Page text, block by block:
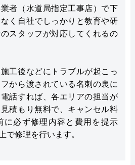
者（水道局指定工事店）で下
く自社でしっかりと教育や研
スタッフが対応してくれるの
工後などにトラブルが起こっ
から渡されている名刺の裏に
話すれば、各エリアの担当が
積もり無料で、キャンセル料
に必ず修理内容と費用を提示
で修理を行います。